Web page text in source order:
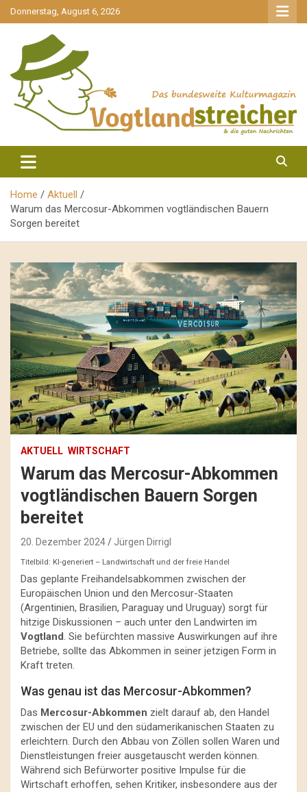
gehe
zum
Donnerstag, August 6, 2026
Vogtlandstreicher
Home
Aktuell
Warum das Mercosur-Abkommen vogtländischen Bauern
Sorgen bereitet
AKTUELL WIRTSCHAFT
Warum das Mercosur-Abkommen
vogtländischen Bauern Sorgen
bereitet
20. Dezember 2024 Jürgen Dirrigl
Titelbild: KI-generiert – Landwirtschaft und der freie Handel
Das geplante Freihandelsabkommen zwischen der
Europäischen Union und den Mercosur-Staaten
(Argentinien, Brasilien, Paraguay und Uruguay) sorgt für
hitzige Diskussionen – auch unter den Landwirten im
Vogtland. Sie befürchten massive Auswirkungen auf ihre
Betriebe, sollte das Abkommen in seiner jetzigen Form in
Kraft treten.
Was genau ist das Mercosur-Abkommen?
Das Mercosur-Abkommen zielt darauf ab, den Handel
zwischen der EU und den südamerikanischen Staaten zu
erleichtern. Durch den Abbau von Zöllen sollen Waren und
Dienstleistungen freier ausgetauscht werden können.
Während sich Befürworter positive Impulse für die
Wirtschaft erhoffen, sehen Kritiker, insbesondere aus der